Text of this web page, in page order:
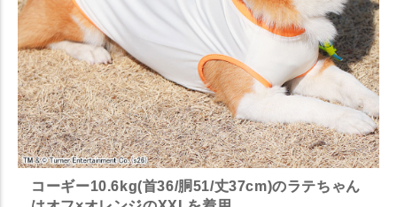
コーギー10.6kg(首36/胴51/丈37cm)のラテちゃん